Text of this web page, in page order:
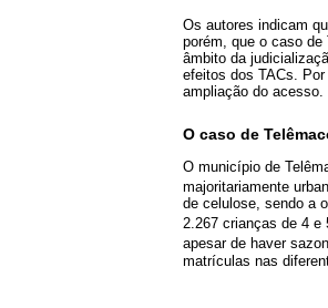
Os autores indicam
porém, que o caso
âmbito da
efeitos dos TACs.
ampliação do acesso.
O caso de
O município de
majoritariamente
de celulose, sendo a
2.267 crianças de 4 e
apesar de haver
matrículas nas